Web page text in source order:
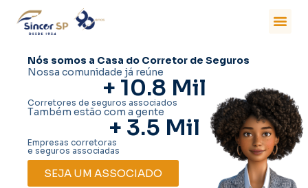
Nós somos a Casa do Corretor de Seguros
Nossa comunidade já reúne
+ 10.8 Mil
Corretores de seguros associados
Também estão com a gente
+ 3.5 Mil
Empresas corretoras
e seguros associadas
SEJA UM ASSOCIADO